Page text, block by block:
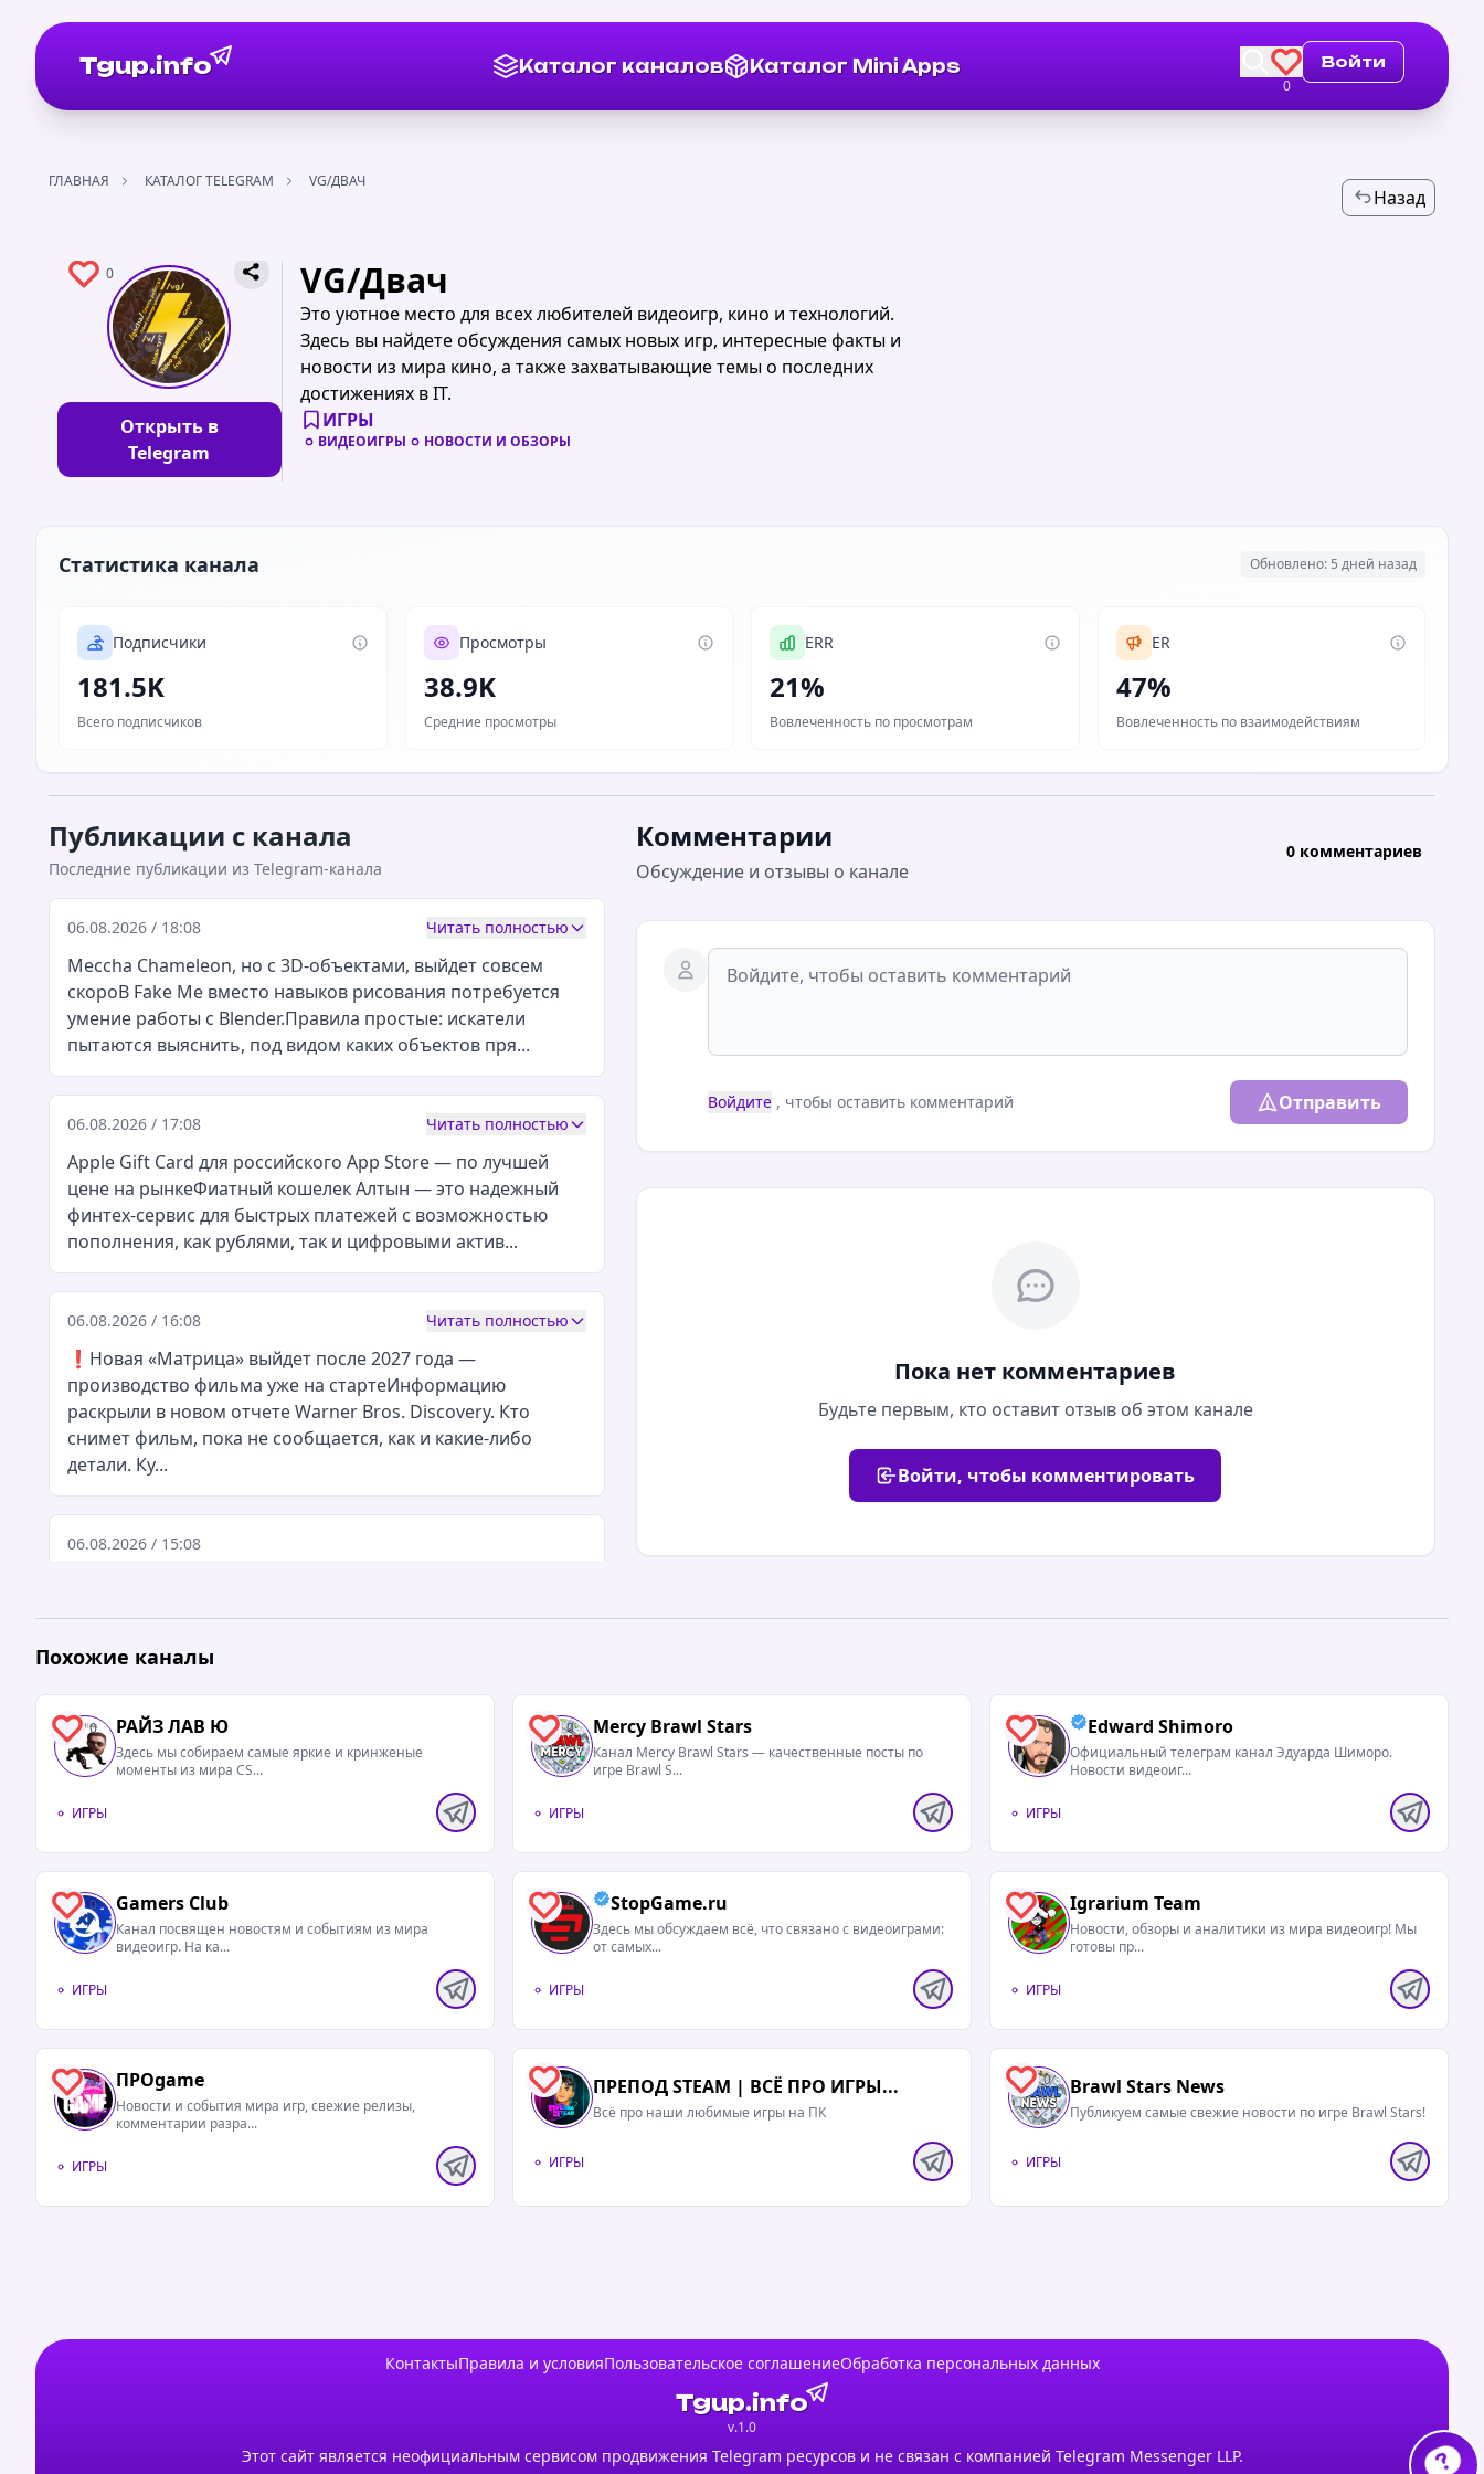
Tgup.info Каталог каналов Каталог Mini Apps
0
Войти
ГЛАВНАЯ КАТАЛОГ TELEGRAM VG/ДВАЧ
Назад
0
Открыть в
Telegram
VG/Двач
Это уютное место для всех любителей видеоигр, кино и технологий.
Здесь вы найдете обсуждения самых новых игр, интересные факты и
новости из мира кино, а также захватывающие темы о последних
достижениях в IT.
ИГРЫ
ВИДЕОИГРЫ НОВОСТИ И ОБЗОРЫ
Статистика канала Обновлено: 5 дней назад
Подписчики
181.5K
Всего подписчиков
Просмотры
38.9K
Средние просмотры
ERR
21%
Вовлеченность по просмотрам
ER
47%
Вовлеченность по взаимодействиям
Комментарии
Обсуждение и отзывы о канале
0 комментариев
Войдите, чтобы оставить комментарий Отправить
Пока нет комментариев
Будьте первым, кто оставит отзыв об этом канале
Войти, чтобы комментировать
Публикации с канала
Последние публикации из Telegram-канала
06.08.2026 / 18:08 Читать полностью
Meccha Chameleon, но с 3D-объектами, выйдет совсем
скороВ Fake Me вместо навыков рисования потребуется
умение работы с Blender.Правила простые: искатели
пытаются выяснить, под видом каких объектов пря...
06.08.2026 / 17:08 Читать полностью
Apple Gift Card для российского App Store — по лучшей
цене на рынкеФиатный кошелек Алтын — это надежный
финтех-сервис для быстрых платежей с возможностью
пополнения, как рублями, так и цифровыми актив...
06.08.2026 / 16:08 Читать полностью
❗️Новая «Матрица» выйдет после 2027 года —
производство фильма уже на стартеИнформацию
раскрыли в новом отчете Warner Bros. Discovery. Кто
снимет фильм, пока не сообщается, как и какие-либо
детали. Ку...
06.08.2026 / 15:08
Похожие каналы
0 РАЙЗ ЛАВ Ю
Здесь мы собираем самые яркие и кринженые
моменты из мира CS...
ИГРЫ
0 Mercy Brawl Stars
Канал Mercy Brawl Stars — качественные посты по
игре Brawl S...
ИГРЫ
0 Edward Shimoro
Официальный телеграм канал Эдуарда Шиморо.
Новости видеоиг...
ИГРЫ
0 Gamers Club
Канал посвящен новостям и событиям из мира
видеоигр. На ка...
ИГРЫ
0 StopGame.ru
Здесь мы обсуждаем всё, что связано с видеоиграми:
от самых...
ИГРЫ
0 Igrarium Team
Новости, обзоры и аналитики из мира видеоигр! Мы
готовы пр...
ИГРЫ
0 ПРОgame
Новости и события мира игр, свежие релизы,
комментарии разра...
ИГРЫ
0 ПРЕПОД STEAM | ВСЁ ПРО ИГРЫ...
Всё про наши любимые игры на ПК
ИГРЫ
0 Brawl Stars News
Публикуем самые свежие новости по игре Brawl Stars!
ИГРЫ
КонтактыПравила и условияПользовательское соглашениеОбработка персональных данных
Tgup.info
v.1.0
Этот сайт является неофициальным сервисом продвижения Telegram ресурсов и не связан с компанией Telegram Messenger LLP.